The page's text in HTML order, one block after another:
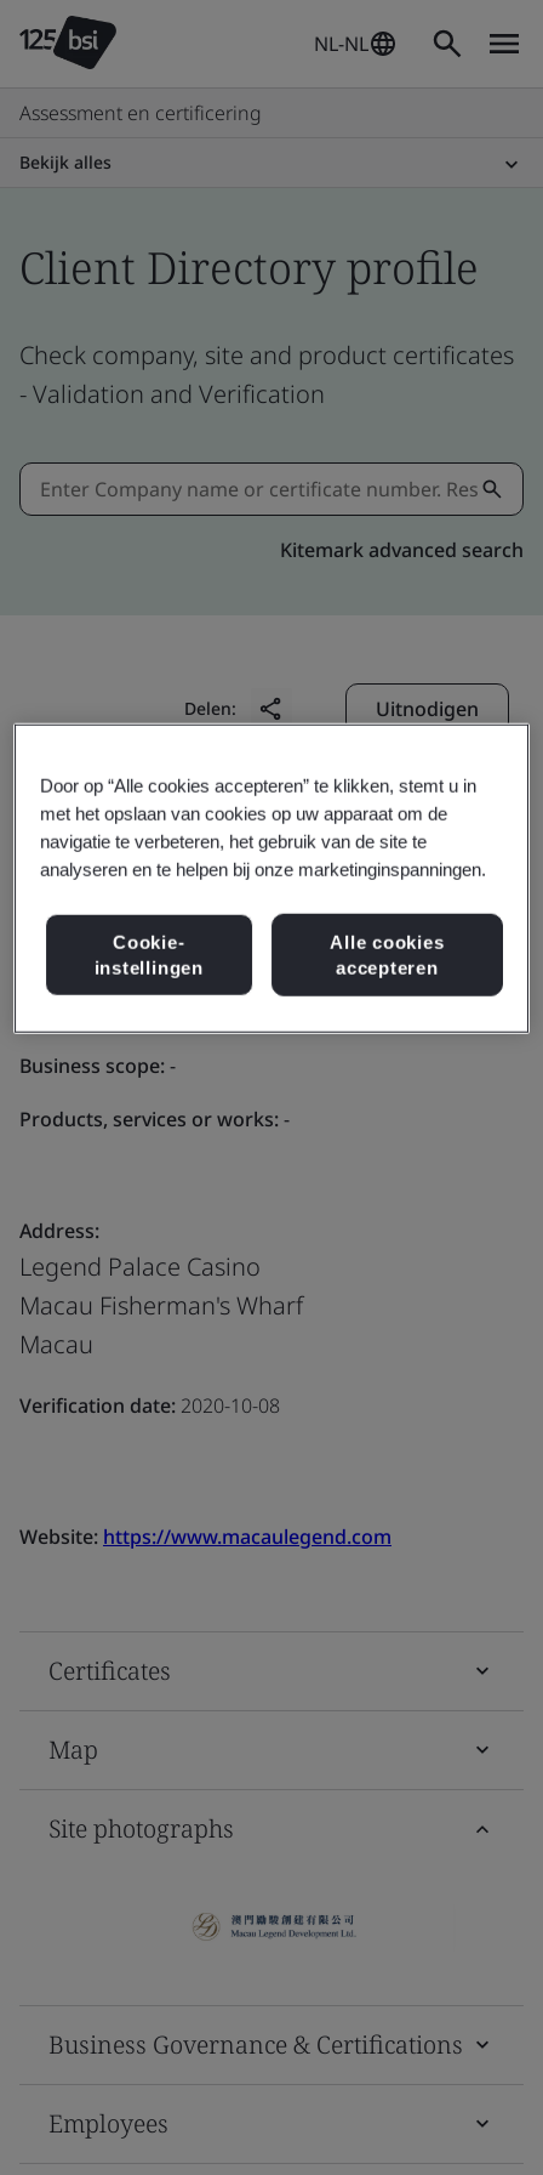
NL-NL
Assessment en certificering
Bekijk alles
Client Directory profile
Check company, site and product certificates
- Validation and Verification
Kitemark advanced search
Delen: Uitnodigen
Macau Legend
Development Ltd.
Business scope:-
Products, services or works:-
Address:
Legend Palace Casino
Macau Fisherman's Wharf
Macau
Verification date: 2020-10-08
Website: https://www.macaulegend.com
Certificates
Map
Site photographs
Business Governance & Certifications
Employees
Door op “Alle cookies accepteren” te klikken, stemt u in
met het opslaan van cookies op uw apparaat om de
navigatie te verbeteren, het gebruik van de site te
analyseren en te helpen bij onze marketinginspanningen.
Cookie-
instellingen
Alle cookies
accepteren